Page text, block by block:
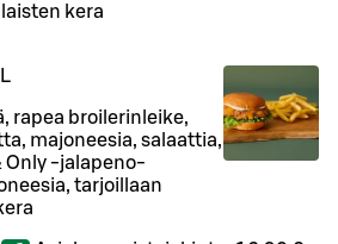
kera
L
rapea broilerinleike,
majoneesia, salaattia,
Only -jalapeno-
tarjoillaan